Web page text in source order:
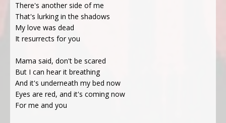
There's another side of me
That's lurking in the shadows
My love was dead
It resurrects for you
Mama said, don't be scared
But I can hear it breathing
And it's underneath my bed now
Eyes are red, and it's coming now
For me and you